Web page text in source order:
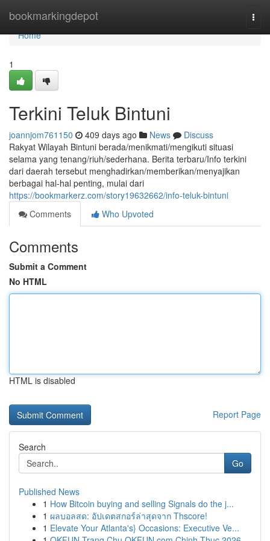
bookmarkingdepot
Home
Home
1
Terkini Teluk Bintuni
joannjom761150 409 days ago News
Discuss
Rakyat Wilayah Bintuni berada/menikmati/mengikuti situasi
selama yang tenang/riuh/sederhana. Berita terbaru/Info terkini
dari daerah tersebut menghadirkan/memberikan/menyajikan
berbagai hal-hal penting, mulai dari
https://bookmarkerz.com/story19632662/info-teluk-bintuni
Comments
Who Upvoted
Comments
Submit a Comment
No HTML
HTML is disabled
Report Page
Search
Go
Published News
1 How Bitcoin buying and selling Signals do the j...
1 ผลบอลสด: อัปเดตสกอร์ล่าสุดจาก Thscore!
1 Elevate Your Atlanta's} Occasions: Executive Ve...